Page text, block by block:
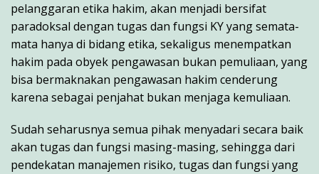
pelanggaran etika hakim, akan menjadi bersifat
paradoksal dengan tugas dan fungsi KY yang semata-
mata hanya di bidang etika, sekaligus menempatkan
hakim pada obyek pengawasan bukan pemuliaan, yang
bisa bermaknakan pengawasan hakim cenderung
karena sebagai penjahat bukan menjaga kemuliaan.
Sudah seharusnya semua pihak menyadari secara baik
akan tugas dan fungsi masing-masing, sehingga dari
pendekatan manajemen risiko, tugas dan fungsi yang